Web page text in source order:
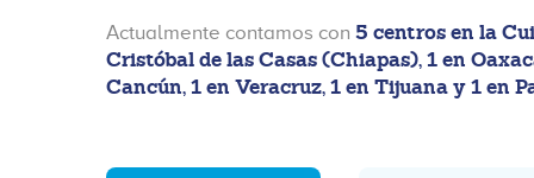
Actualmente contamos con 5 centros en la
Cristóbal de las Casas (Chiapas), 1 en
Cancún, 1 en Veracruz, 1 en Tijuana y 1 en